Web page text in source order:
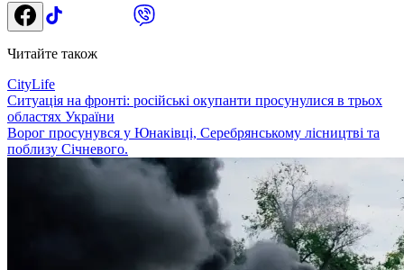
Читайте також
CityLife
Ситуація на фронті: російські окупанти просунулися в трьох
областях України
Ворог просунувся у Юнаківці, Серебрянському лісництві та
поблизу Січневого.